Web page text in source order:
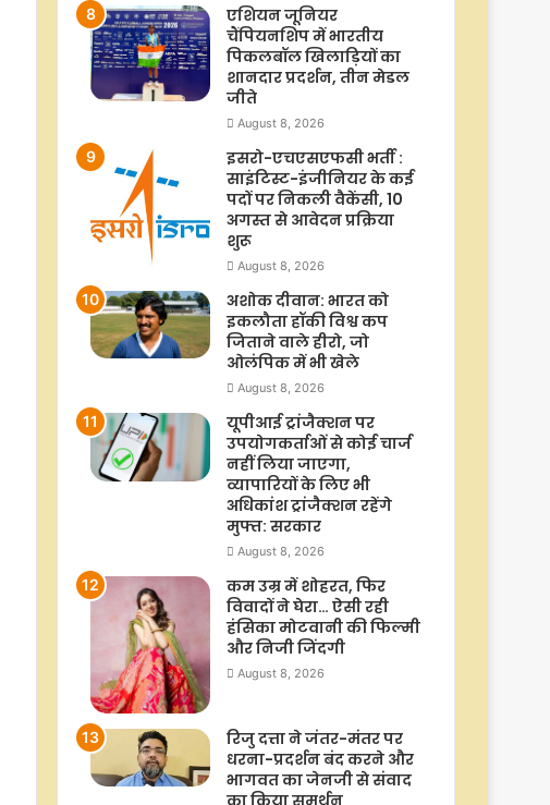
एशियन जूनियर
चैंपियनशिप में भारतीय
पिकलबॉल खिलाड़ियों का
शानदार प्रदर्शन, तीन मेडल
जीते
August 8, 2026
इसरो-एचएसएफसी भर्ती :
साइंटिस्ट-इंजीनियर के कई
पदों पर निकली वैकेंसी, 10
अगस्त से आवेदन प्रक्रिया
शुरू
August 8, 2026
अशोक दीवान: भारत को
इकलौता हॉकी विश्व कप
जिताने वाले हीरो, जो
ओलंपिक में भी खेले
August 8, 2026
यूपीआई ट्रांजैक्शन पर
उपयोगकर्ताओं से कोई चार्ज
नहीं लिया जाएगा,
व्यापारियों के लिए भी
अधिकांश ट्रांजैक्शन रहेंगे
मुफ्त: सरकार
August 8, 2026
कम उम्र में शोहरत, फिर
विवादों ने घेरा… ऐसी रही
हंसिका मोटवानी की फिल्मी
और निजी जिंदगी
August 8, 2026
रिजु दत्ता ने जंतर-मंतर पर
धरना-प्रदर्शन बंद करने और
भागवत का जेनजी से संवाद
का किया समर्थन